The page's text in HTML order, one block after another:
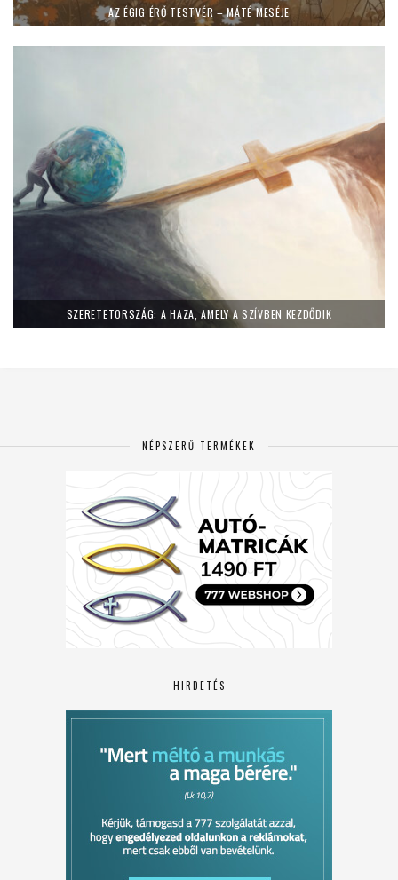
AZ ÉGIG ÉRŐ TESTVÉR – MÁTÉ MESÉJE
SZERETETORSZÁG: A HAZA, AMELY A SZÍVBEN KEZDŐDIK
NÉPSZERŰ TERMÉKEK
HIRDETÉS